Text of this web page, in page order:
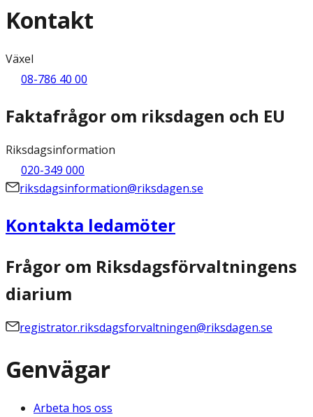
Kontakt
Växel
08-786 40 00
Faktafrågor om riksdagen och EU
Riksdagsinformation
020-349 000
riksdagsinformation@riksdagen.se
Kontakta ledamöter
Frågor om Riksdagsförvaltningens
diarium
registrator.riksdagsforvaltningen@riksdagen.se
Genvägar
Arbeta hos oss